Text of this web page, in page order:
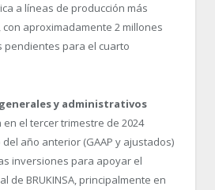
a líneas de producción más
aproximadamente 2 millones
pendientes para el cuarto
y administrativos
en el tercer trimestre de 2024
año anterior (GAAP y ajustados)
inversiones para apoyar el
de BRUKINSA, principalmente en